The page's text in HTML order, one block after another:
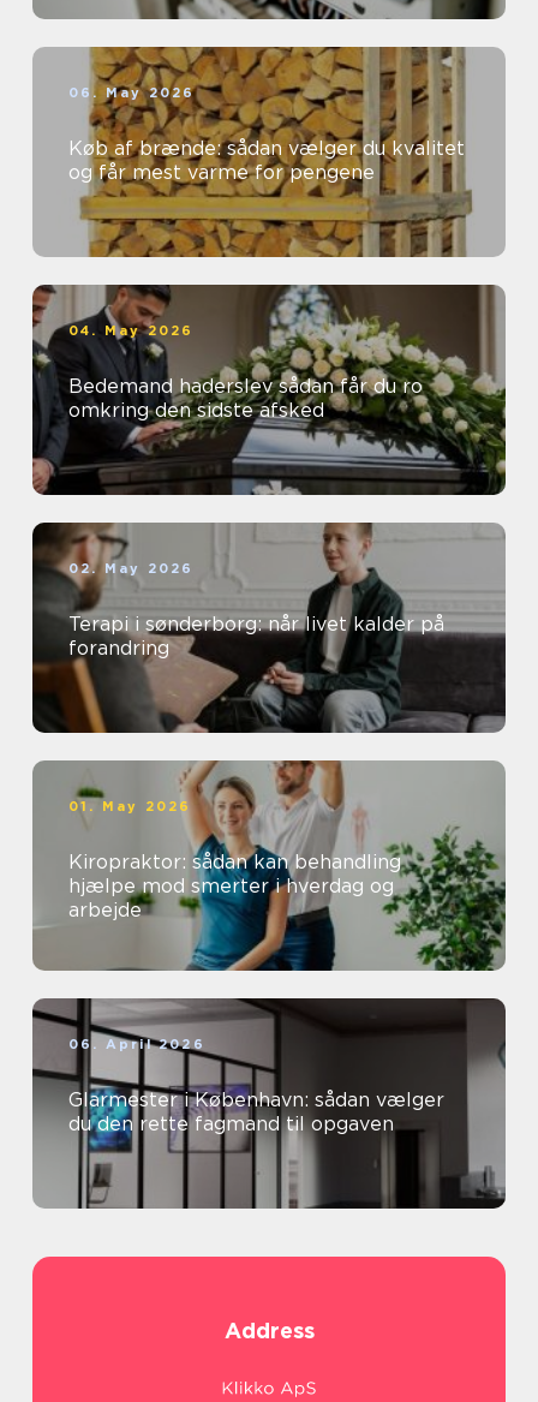
06. May 2026
Køb af brænde: sådan vælger du kvalitet
og får mest varme for pengene
04. May 2026
Bedemand haderslev sådan får du ro
omkring den sidste afsked
02. May 2026
Terapi i sønderborg: når livet kalder på
forandring
01. May 2026
Kiropraktor: sådan kan behandling
hjælpe mod smerter i hverdag og
arbejde
06. April 2026
Glarmester i København: sådan vælger
du den rette fagmand til opgaven
Address